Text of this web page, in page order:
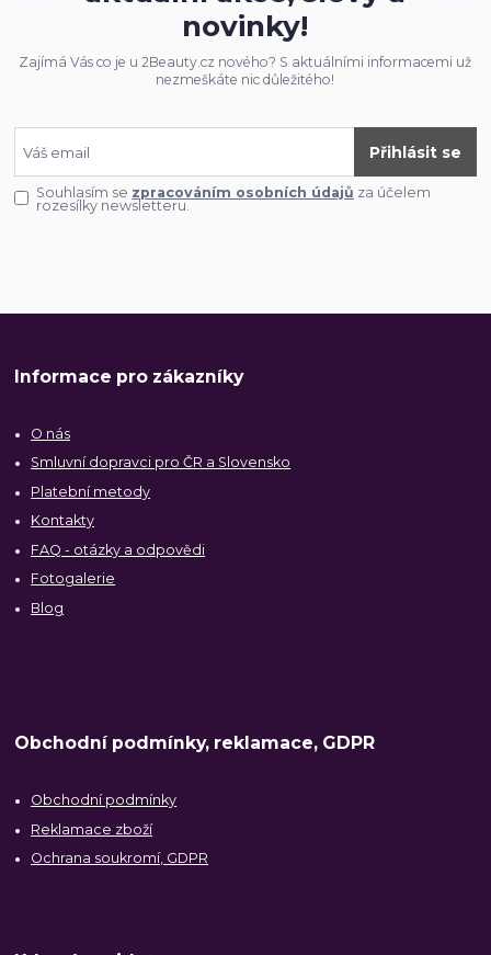
novinky!
Zajímá Vás co je u 2Beauty.cz nového? S aktuálními informacemi už
nezmeškáte nic důležitého!
Přihlásit se
Souhlasím se zpracováním osobních údajů za účelem
rozesílky newsletteru.
Informace pro zákazníky
O nás
Smluvní dopravci pro ČR a Slovensko
Platební metody
Kontakty
FAQ - otázky a odpovědi
Fotogalerie
Blog
Obchodní podmínky, reklamace, GDPR
Obchodní podmínky
Reklamace zboží
Ochrana soukromí, GDPR